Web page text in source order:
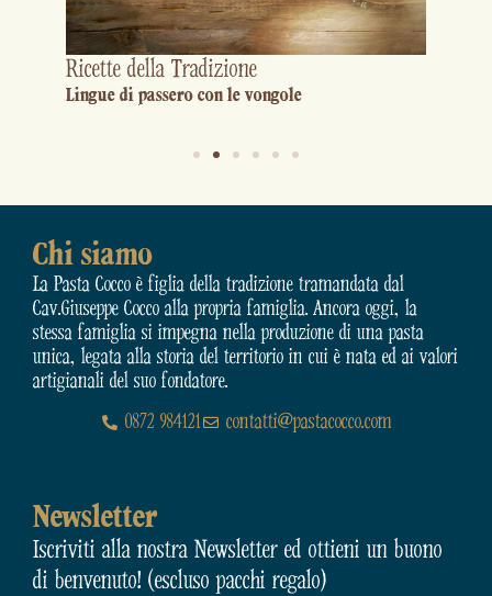
Ricette della Tradizione
Lingue di passero con le vongole
Chi siamo
La Pasta Cocco è figlia della tradizione tramandata dal
Cav.Giuseppe Cocco alla propria famiglia. Ancora oggi, la
stessa famiglia si impegna nella produzione di una pasta
unica, legata alla storia del territorio in cui è nata ed ai valori
artigianali del suo fondatore.
0872 984121
contatti@pastacocco.com
Newsletter
Iscriviti alla nostra Newsletter ed ottieni un buono
di benvenuto! (escluso pacchi regalo)